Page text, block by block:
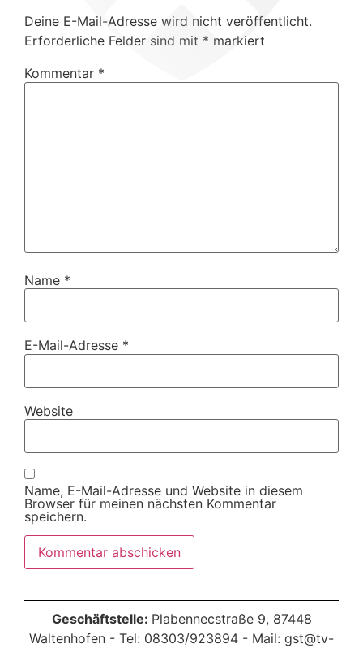
Deine E-Mail-Adresse wird nicht veröffentlicht.
Erforderliche Felder sind mit * markiert
Kommentar *
Name *
E-Mail-Adresse *
Website
Name, E-Mail-Adresse und Website in diesem
Browser für meinen nächsten Kommentar
speichern.
Geschäftstelle: Plabennecstraße 9, 87448
Waltenhofen - Tel: 08303/923894 - Mail: gst@tv-